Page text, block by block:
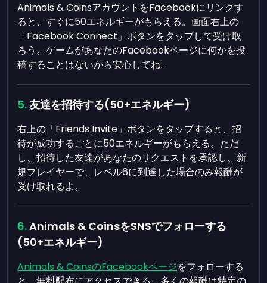
Animals & CoinsアカウントをFacebookにリンクす
ると、すぐに50エネルギーがもらえる。画面右上の
「Facebook Connect」ボタンをタップして受け取
ろう。ゲームがあなたのFacebookページに何かを投
稿することはないから安心してね。
友達を招待する(50+エネルギー)
右上の「Friends Invite」ボタンをタップすると、招
待が成功するごとに50エネルギーがもらえる。ただ
し、招待した友達があなたのリクエストを承認し、新
規プレイヤーで、レベル6に到達した場合のみ報酬が
受け取れるよ。
Animals & CoinsをSNSでフォローする
(50+エネルギー)
Animals & CoinsのFacebookページをフォローする